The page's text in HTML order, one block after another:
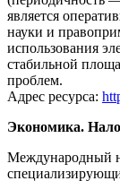
является
науки и
использования
стабильной
проблем.
Адрес ресурса:
Экономика.
Международный